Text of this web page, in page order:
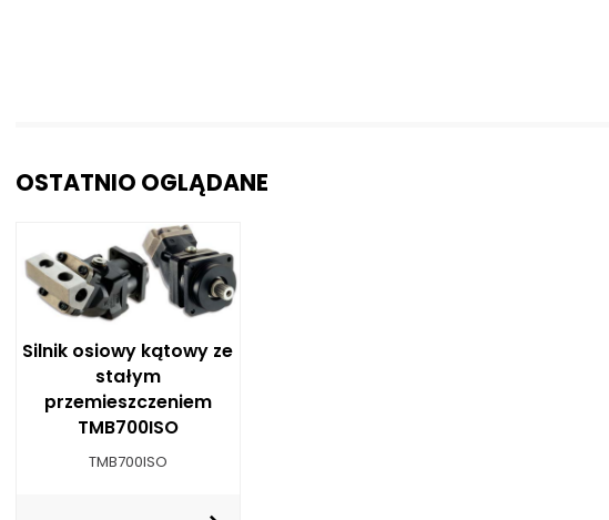
OSTATNIO OGLĄDANE
Silnik osiowy kątowy ze
stałym
przemieszczeniem
TMB700ISO
TMB700ISO